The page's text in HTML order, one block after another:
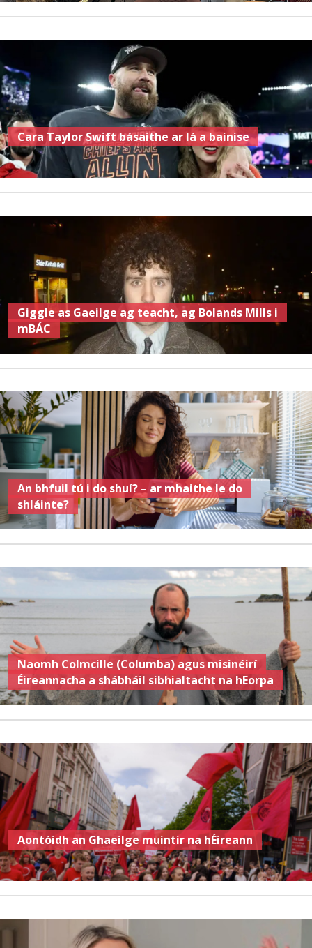
Cara Taylor Swift básaithe ar lá a bainise
Giggle as Gaeilge ag teacht, ag Bolands Mills i
mBÁC
An bhfuil tú i do shuí? – ar mhaithe le do
shláinte?
Naomh Colmcille (Columba) agus misinéirí
Éireannacha a shábháil sibhialtacht na hEorpa
Aontóidh an Ghaeilge muintir na hÉireann